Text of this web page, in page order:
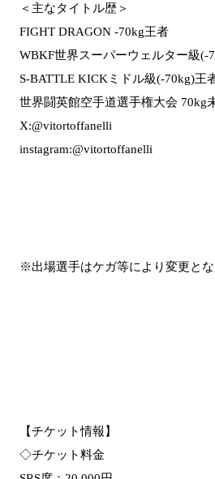
＜主なタイトル歴＞
FIGHT DRAGON -70kg王者
WBKF世界スーパーウェルター級(-
S-BATTLE KICKミドル級(-70kg)王
世界闘英館空手道選手権大会 70kg
X:@vitortoffanelli
instagram:@vitortoffanelli
※出場選手はケガ等により変更とな
【チケット情報】
◇チケット料金